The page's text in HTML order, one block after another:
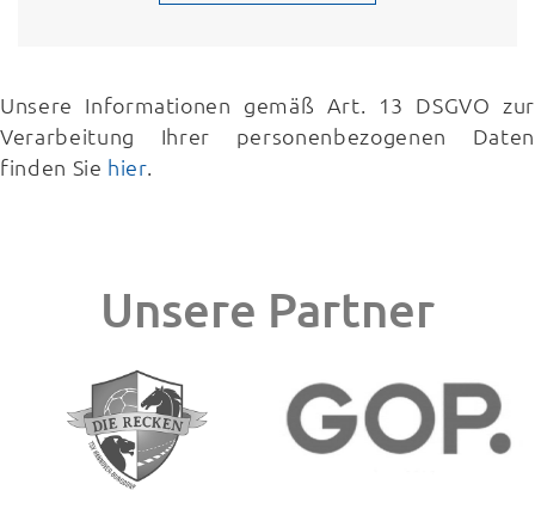
Unsere Informationen gemäß Art. 13 DSGVO zur
Verarbeitung Ihrer personenbezogenen Daten
finden Sie hier.
Unsere Partner